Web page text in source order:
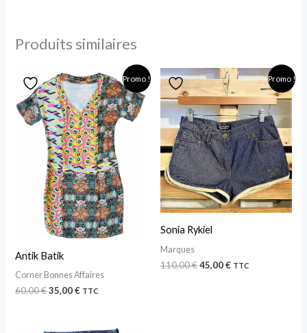
Produits similaires
Promo !
Antik Batik
Corner Bonnes Affaires
60,00€
Le
prix
initial
était :
60,00 €.
35,00€
Le
prix
actuel
est :
35,00 €.
TTC
Promo !
Sonia Rykiel
Marques
110,00€
Le
prix
initial
était :
110,00 €.
45,00€
Le
actuel
est :
45,00 €.
TTC